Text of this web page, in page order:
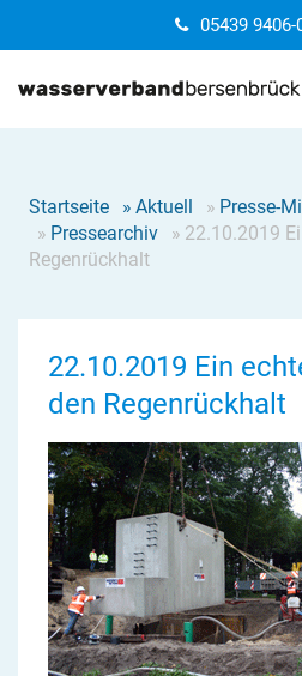
05439 9406-
Startseite » Aktuell » Presse-
» Pressearchiv » 22.10.2019
Regenrückhalt
22.10.2019 Ein
den Regenrückhalt